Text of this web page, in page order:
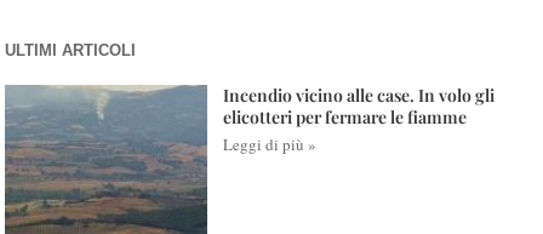
ULTIMI ARTICOLI
Incendio vicino alle case. In volo gli
elicotteri per fermare le fiamme
Leggi di più »